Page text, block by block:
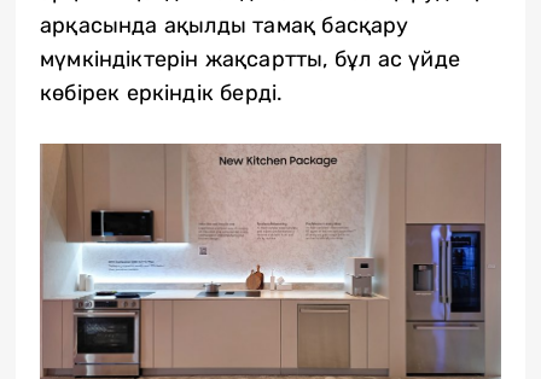
арқасында ақылды тамақ басқару
мүмкіндіктерін жақсартты, бұл ас үйде
көбірек еркіндік берді.